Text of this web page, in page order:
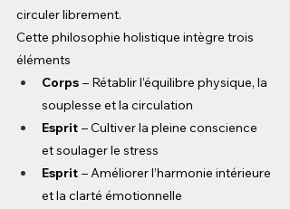
circuler librement.
Cette philosophie holistique intègre trois
éléments
Corps – Rétablir l’équilibre physique, la
souplesse et la circulation
Esprit – Cultiver la pleine conscience
et soulager le stress
Esprit – Améliorer l’harmonie intérieure
et la clarté émotionnelle